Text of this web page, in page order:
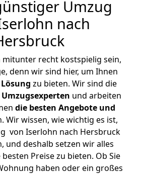
Umzug
nach
mitunter recht kostspielig sein,
denn wir sind hier, um Ihnen
Lösung zu bieten. Wir sind die
und arbeiten
die besten Angebote und
Wir wissen, wie wichtig es ist,
von Iserlohn nach Hersbruck
und deshalb setzen wir alles
Preise zu bieten. Ob Sie
haben oder ein großes